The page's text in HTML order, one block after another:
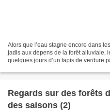
Alors que l’eau stagne encore dans
jadis aux dépens de la forêt alluviale,
quelques jours d’un tapis de verdure
Regards sur des forêts
des saisons (2)